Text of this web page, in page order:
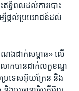
ទ្ធិពល​ដល់​ការ​បោះ​
ម្បី​ផ្ដល់​ប្រយោជន៍​ដល់​
ង​ដាក់​សម្ពាធ» លើ​
ោក​បាន​ដាក់​លក្ខខណ្ឌ​
រទេស​អ៊ុយក្រែន និង​